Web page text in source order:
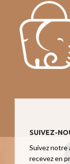
SUIVEZ-
Suivez notre
recevez en